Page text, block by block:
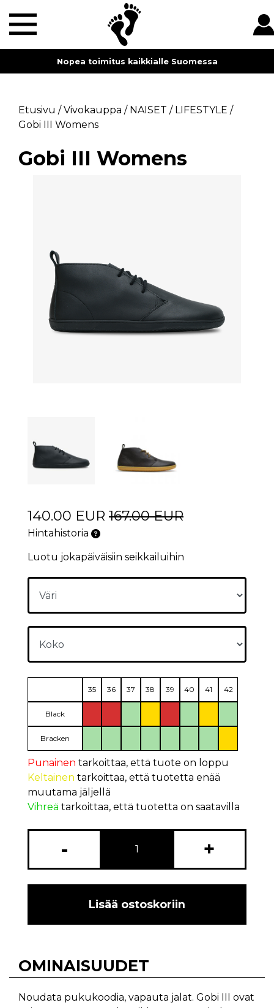
Nopea toimitus kaikkialle Suomessa
Etusivu /Vivokauppa / NAISET / LIFESTYLE /
Gobi III Womens
Gobi III Womens
140.00 EUR 167.00 EUR
Hintahistoria
Luotu jokapäiväisiin seikkailuihin
35 36 37 38 39 40 41 42
Black
Bracken
Punainen tarkoittaa, että tuote on loppu
Keltainen tarkoittaa, että tuotetta enää
muutama jäljellä
Vihreä tarkoittaa, että tuotetta on saatavilla
- +
Lisää ostoskoriin
OMINAISUUDET
Noudata pukukoodia, vapauta jalat. Gobi III ovat